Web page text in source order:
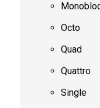
Octo
Quad
Quattro
Single